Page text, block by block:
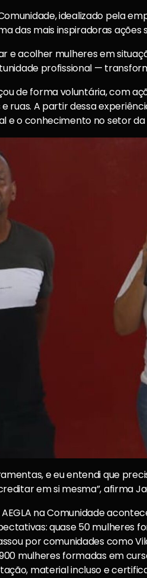
idealizado pela
das mais inspiradoras ações
e acolher mulheres em
profissional —
de forma voluntária, com
ruas. A partir dessa
e o conhecimento no setor
e eu entendi que
em si mesma”, afirma
na Comunidade
quase 50 mulheres
por comunidades como
900 mulheres formadas em
material incluso e